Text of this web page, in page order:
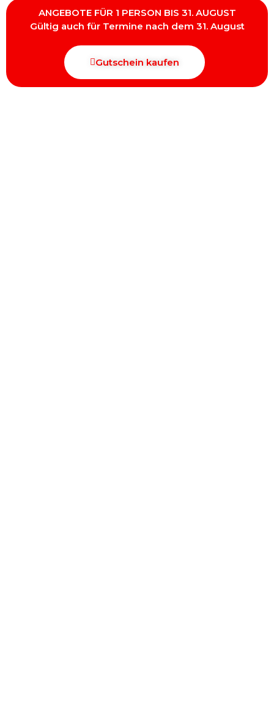
ANGEBOTE FÜR 1 PERSON BIS 31. AUGUST
Gültig auch für Termine nach dem 31. August
Gutschein kaufen